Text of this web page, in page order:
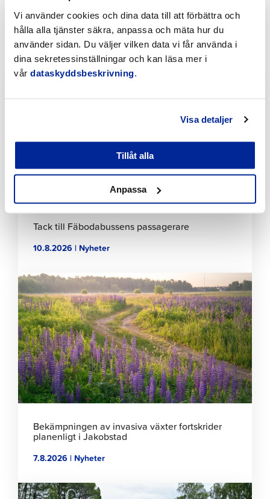
Vi använder cookies och dina data till att förbättra och
hålla alla tjänster säkra, anpassa och mäta hur du
använder sidan. Du väljer vilken data vi får använda i
dina sekretessinställningar och kan läsa mer i
vår dataskyddsbeskrivning
Visa detaljer
Tillåt alla
Anpassa
Läs även dessa
Klicka
Tack till Fäbodabussens passagerare
10.8.2026 | Nyheter
Klicka
för
att
läsa
artikeln
Bekämpningen av invasiva växter fortskrider
planenligt i Jakobstad
7.8.2026 | Nyheter
Klicka